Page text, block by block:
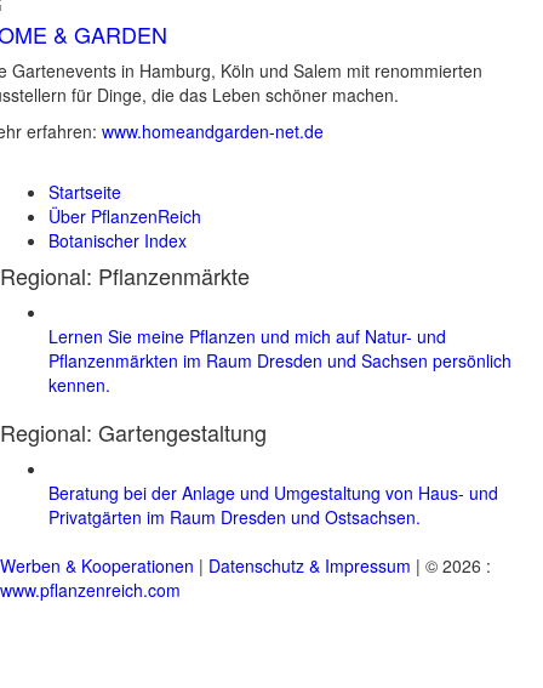
& GARDEN
Gartenevents in Hamburg, Köln und Salem mit renommierten
für Dinge, die das Leben schöner machen.
erfahren: www.homeandgarden-net.de
Startseite
Über PflanzenReich
Botanischer Index
Regional: Pflanzenmärkte
Lernen Sie meine Pflanzen und mich auf Natur- und
Pflanzenmärkten im Raum Dresden und Sachsen persönlich
kennen.
Regional: Gartengestaltung
Beratung bei der Anlage und Umgestaltung von Haus- und
Privatgärten im Raum Dresden und Ostsachsen.
Werben & Kooperationen | Datenschutz & Impressum | © 2026 :
www.pflanzenreich.com